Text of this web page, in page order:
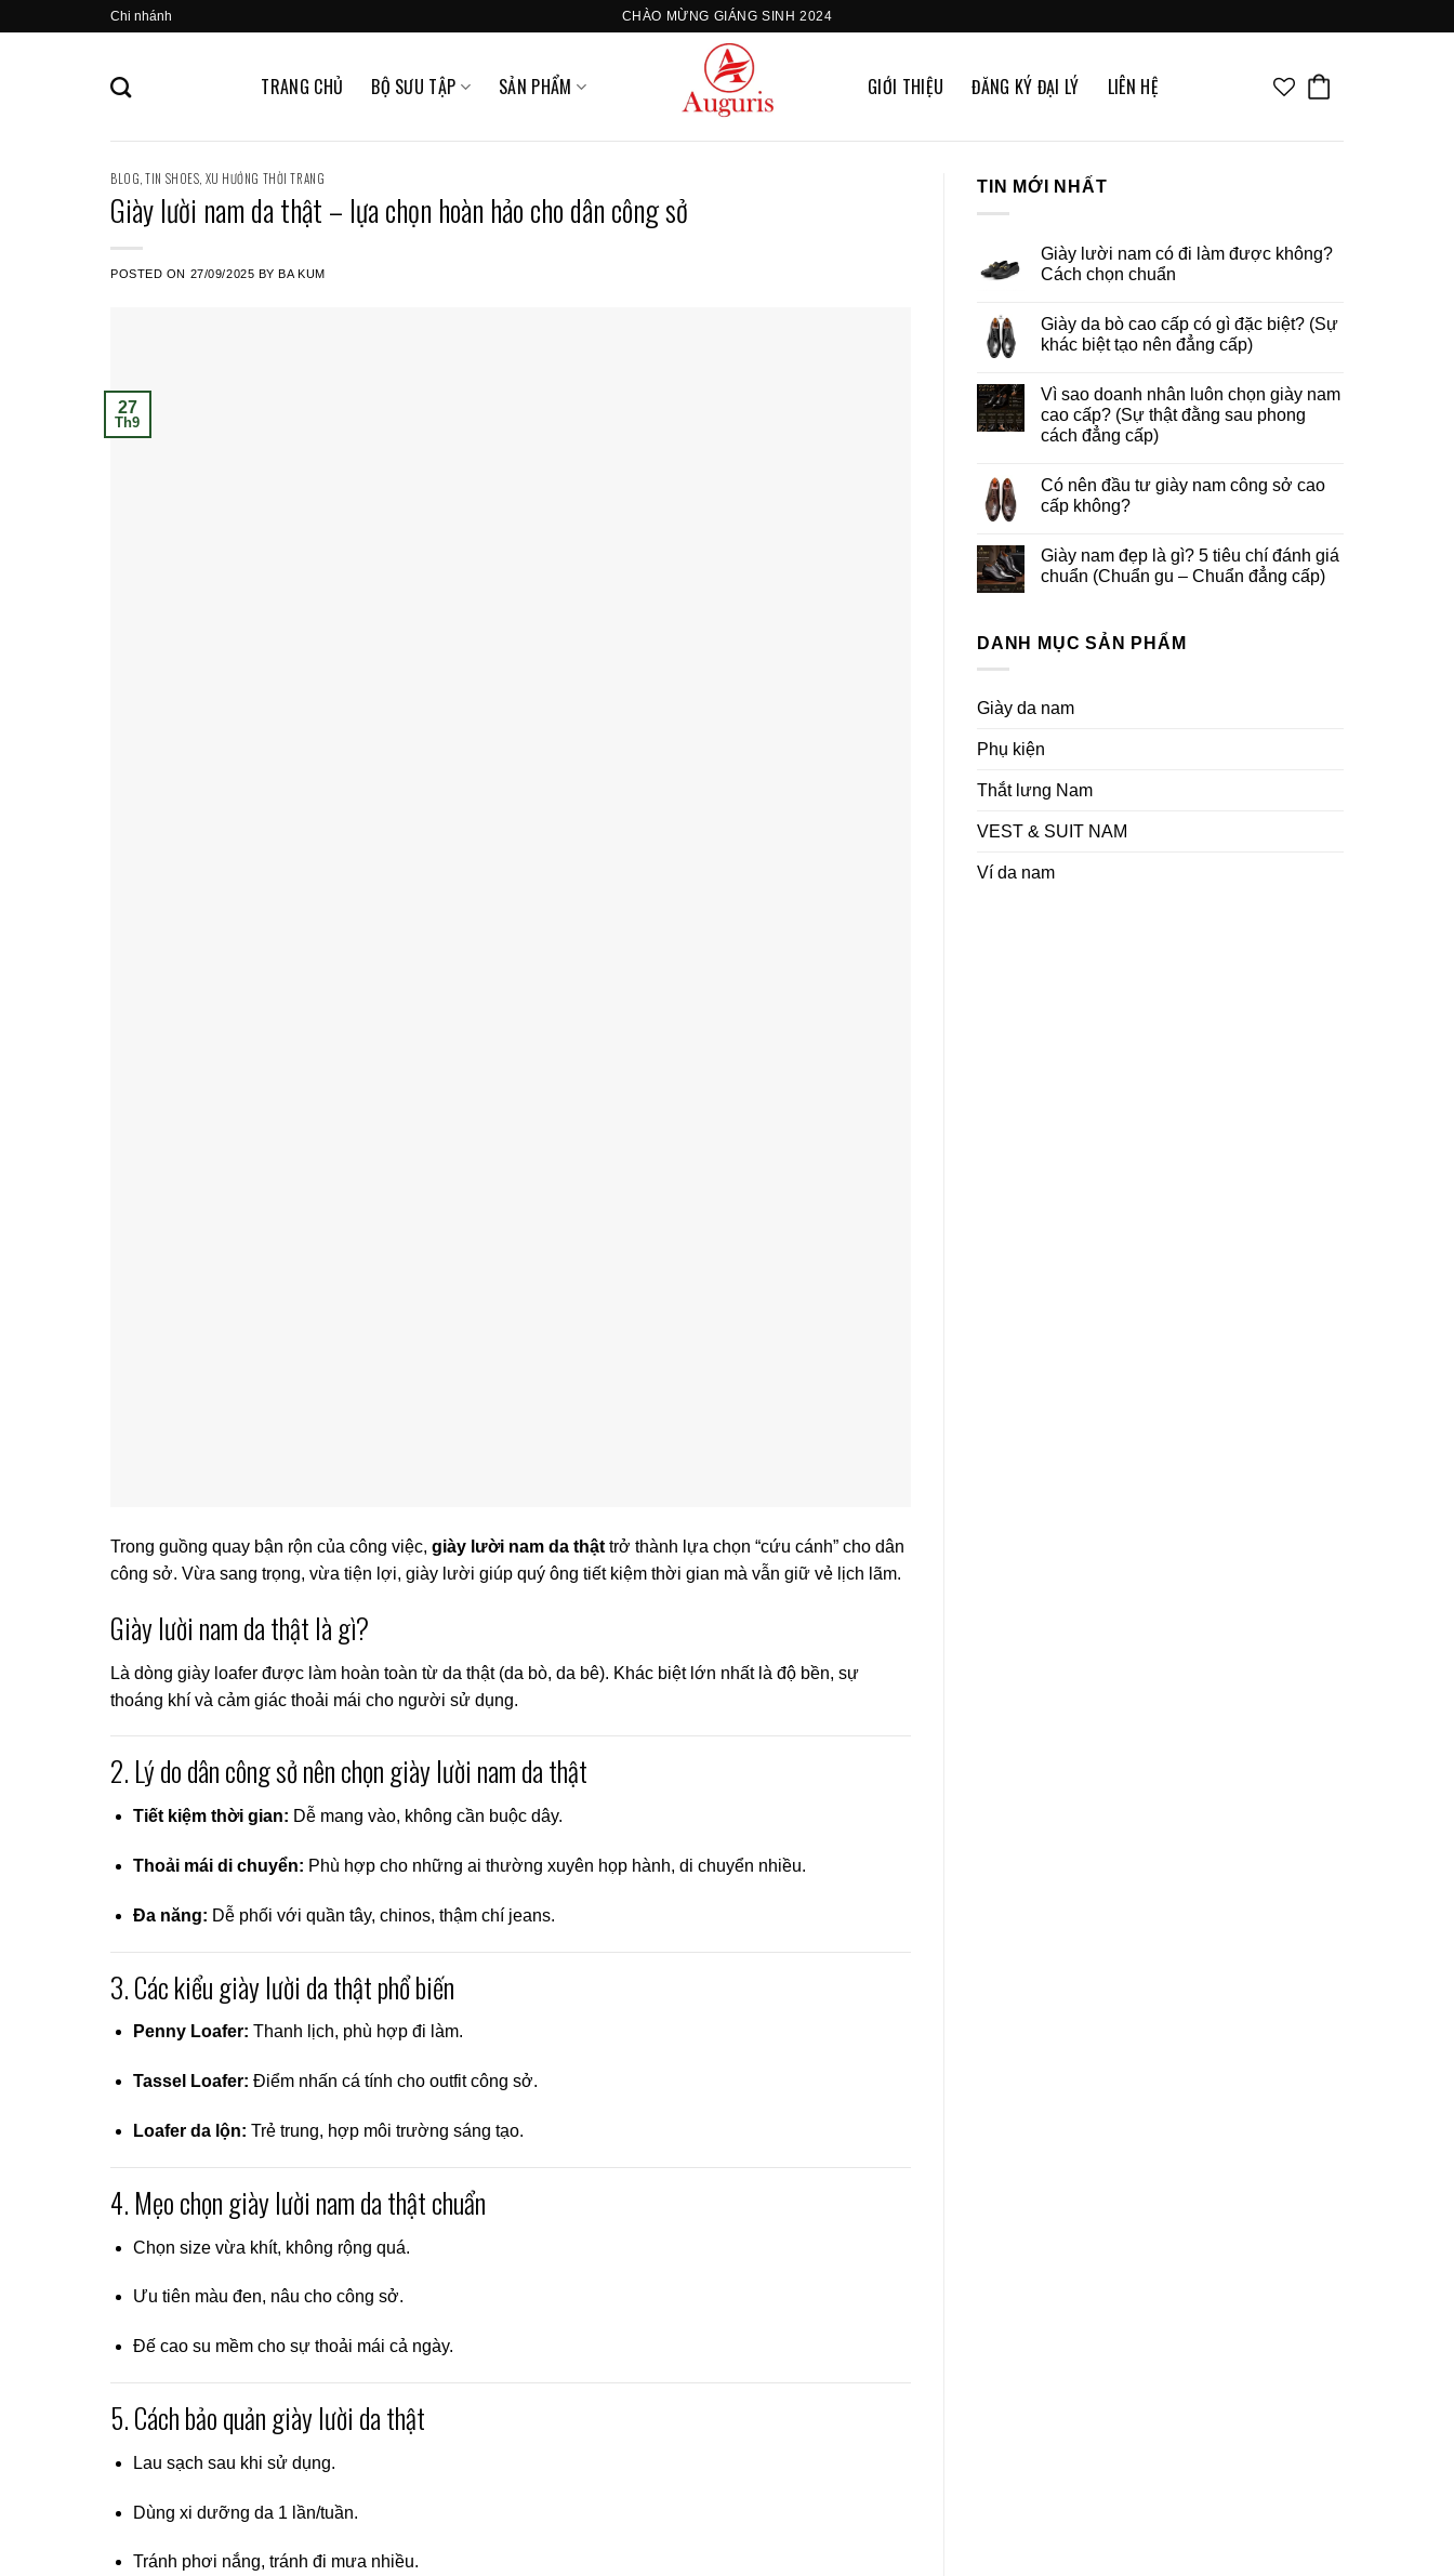
Chi nhánh CHÀO MỪNG GIÁNG SINH 2024
TRANG CHỦ BỘ SƯU TẬP SẢN PHẨM GIỚI THIỆU ĐĂNG KÝ ĐẠI LÝ LIÊN HỆ
BLOG,TIN SHOES, XU HƯỚNG THỜI TRANG
Giày lười nam da thật – lựa chọn hoàn hảo cho dân công sở
POSTED ON 27/09/2025 BYBA KUM
27
Th9
Trong guồng quay bận rộn của công việc, giày lười nam da thật trở thành lựa chọn “cứu cánh” cho dân
công sở. Vừa sang trọng, vừa tiện lợi, giày lười giúp quý ông tiết kiệm thời gian mà vẫn giữ vẻ lịch lãm.
Giày lười nam da thật là gì?
Là dòng giày loafer được làm hoàn toàn từ da thật (da bò, da bê). Khác biệt lớn nhất là độ bền, sự
thoáng khí và cảm giác thoải mái cho người sử dụng.
2. Lý do dân công sở nên chọn giày lười nam da thật
Tiết kiệm thời gian: Dễ mang vào, không cần buộc dây.
Thoải mái di chuyển: Phù hợp cho những ai thường xuyên họp hành, di chuyển nhiều.
Đa năng: Dễ phối với quần tây, chinos, thậm chí jeans.
3. Các kiểu giày lười da thật phổ biến
Penny Loafer: Thanh lịch, phù hợp đi làm.
Tassel Loafer: Điểm nhấn cá tính cho outfit công sở.
Loafer da lộn: Trẻ trung, hợp môi trường sáng tạo.
4. Mẹo chọn giày lười nam da thật chuẩn
Chọn size vừa khít, không rộng quá.
Ưu tiên màu đen, nâu cho công sở.
Đế cao su mềm cho sự thoải mái cả ngày.
5. Cách bảo quản giày lười da thật
Lau sạch sau khi sử dụng.
Dùng xi dưỡng da 1 lần/tuần.
Tránh phơi nắng, tránh đi mưa nhiều.
TIN MỚI NHẤT
Giày lười nam có đi làm được không?
Cách chọn chuẩn
Giày da bò cao cấp có gì đặc biệt? (Sự
khác biệt tạo nên đẳng cấp)
Vì sao doanh nhân luôn chọn giày nam
cao cấp? (Sự thật đằng sau phong
cách đẳng cấp)
Có nên đầu tư giày nam công sở cao
cấp không?
Giày nam đẹp là gì? 5 tiêu chí đánh giá
chuẩn (Chuẩn gu – Chuẩn đẳng cấp)
DANH MỤC SẢN PHẨM
Giày da nam
Phụ kiện
Thắt lưng Nam
VEST & SUIT NAM
Ví da nam